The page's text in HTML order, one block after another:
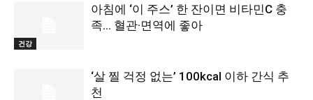
건강
아침에 ‘이 주스’ 한 잔이면 비타민C 충
족… 혈관·면역에 좋아
‘살 찔 걱정 없는’ 100kcal 이하 간식 추
천